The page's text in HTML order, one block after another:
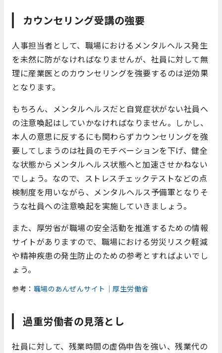
カウンセリング受講の強要
人事担当者として、職場におけるメンタルヘルス発生
を未然に防がなければなりませんが、社員に対して無
理に産業医とのカウンセリングを強要するのは逆効果
となります。
もちろん、メンタルヘルスだと自覚症状がない社員へ
の注意喚起はしていかなければなりません。しかし、
本人の意思に反するにも関わらずカウンセリングを強
要してしまうのは社員のモチベーションを下げ、健全
な状態からメンタルヘルス状態へと加速させかねない
でしょう。なので、ストレスチェックテストなどの点
検制度を用いながら、メンタルヘルス予備軍となりそ
うな社員への注意喚起を実施していきましょう。
また、厚労省が職場の安全活動を推進するための情報
サイトがありますので、職場における労災リスク軽減
や精神疾患の発生防止のための参考とすればよいでし
ょう。
参考： 職場のあんぜんサイト｜厚生労働省
過重労働者の見落とし
社員に対して、残業時間の虚偽申告を強い、残業代の